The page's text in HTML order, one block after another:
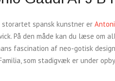
storartet spansk kunstner er
På den måde kan du læse om
fascination af neo-gotisk
som stadigvæk er under